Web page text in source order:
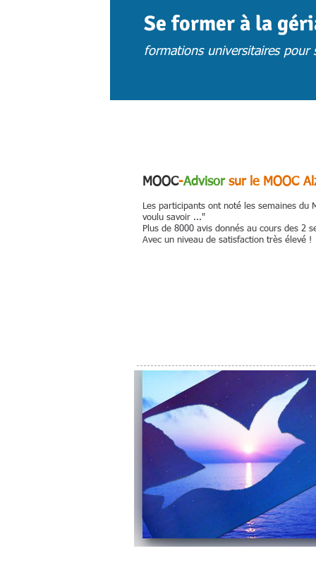
Se former à la
formations universitaires pour
MOOC-Advisor sur le MOOC
Les participants ont noté les semaines du
voulu savoir ..."
Plus de 8000 avis donnés au cours des 2
Avec un niveau de satisfaction très élevé !